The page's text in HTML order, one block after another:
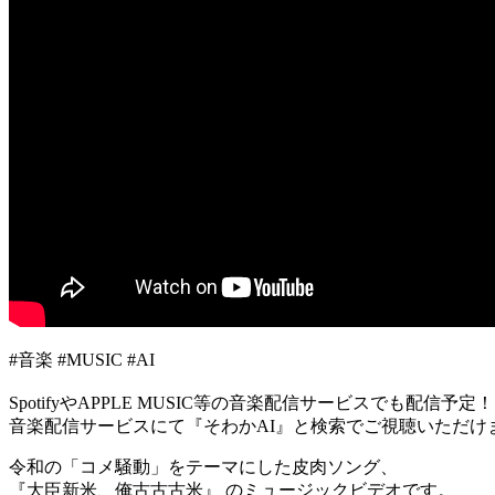
#音楽 #MUSIC #AI
SpotifyやAPPLE MUSIC等の音楽配信サービスでも配信予定！
音楽配信サービスにて『そわかAI』と検索でご視聴いただけ
令和の「コメ騒動」をテーマにした皮肉ソング、
『大臣新米、俺古古古米』 のミュージックビデオです。